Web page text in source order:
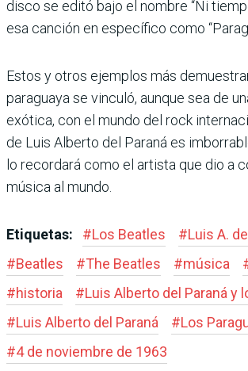
disco se editó bajo el nombre “Ni
esa canción en específico como
Estos y otros ejemplos más
paraguaya se vinculó, aunque sea de
exótica, con el mundo del rock
de Luis Alberto del Paraná es
lo recordará como el artista que dio a
música al mundo.
Etiquetas: #Los Beatles #Luis A.
#Beatles #The Beatles #música
#historia #Luis Alberto del Paraná y
#Luis Alberto del Paraná #Los
#4 de noviembre de 1963